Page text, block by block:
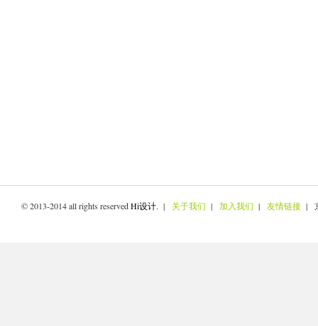
© 2013-2014 all rights reservedHi设计. | 关于我们 | 加入我们 | 友情链接 |